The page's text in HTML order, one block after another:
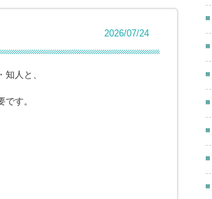
2026/07/24
人と、
す。